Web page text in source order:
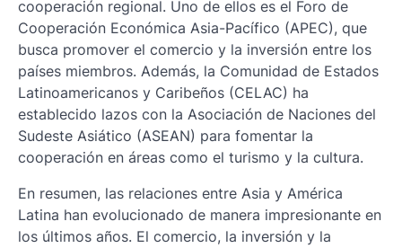
cooperación regional. Uno de ellos es el Foro de
Cooperación Económica Asia-Pacífico (APEC), que
busca promover el comercio y la inversión entre los
países miembros. Además, la Comunidad de Estados
Latinoamericanos y Caribeños (CELAC) ha
establecido lazos con la Asociación de Naciones del
Sudeste Asiático (ASEAN) para fomentar la
cooperación en áreas como el turismo y la cultura.
En resumen, las relaciones entre Asia y América
Latina han evolucionado de manera impresionante en
los últimos años. El comercio, la inversión y la